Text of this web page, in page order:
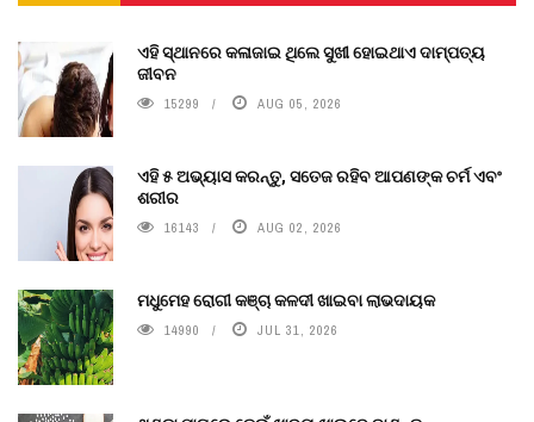
ଏହି ସ୍ଥାନରେ କଳାଜାଇ ଥିଲେ ସୁଖୀ ହୋଇଥାଏ ଦାମ୍ପତ୍ୟ
ଜୀବନ
15299 AUG 05, 2026
ଏହି ୫ ଅଭ୍ୟାସ କରନ୍ତୁ, ସତେଜ ରହିବ ଆପଣଙ୍କ ଚର୍ମ ଏବଂ
ଶରୀର
16143 AUG 02, 2026
ମଧୁମେହ ରୋଗୀ କଞ୍ଚା କଳଦୀ ଖାଇବା ଲାଭଦାୟକ
14990 JUL 31, 2026